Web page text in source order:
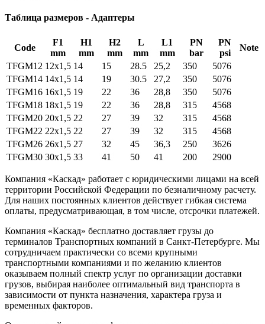
Таблица размеров - Адаптеры
Code
F1
mm
H1
mm
H2
mm
L
mm
L1
mm
PN
bar
PN
psi
Note
TFGM12 12x1,5 14 15 28.5 25,2 350
5076
TFGM14 14x1,5 14 19 30.5 27,2 350
5076
TFGM16 16x1,5 19 22 36 28,8 350
5076
TFGM18 18x1,5 19 22 36 28,8 315
4568
TFGM20 20x1,5 22 27 39 32 315
4568
TFGM22 22x1,5 22 27 39 32 315
4568
TFGM26 26x1,5 27 32 45 36,3 250
3626
TFGM30 30x1,5 33 41 50 41 200 2900
Компания «Каскад» работает с юридическими лицами на всей
территории Российской Федерации по безналичному расчету.
Для наших постоянных клиентов действует гибкая система
оплаты, предусматривающая, в том числе, отсрочки платежей.
Компания «Каскад» бесплатно доставляет грузы до
терминалов Транспортных компаний в Санкт-Петербурге. Мы
сотрудничаем практически со всеми крупными
транспортными компаниями и по желанию клиентов
оказываем полный спектр услуг по организации доставки
грузов, выбирая наиболее оптимальный вид транспорта в
зависимости от пункта назначения, характера груза и
временных факторов.